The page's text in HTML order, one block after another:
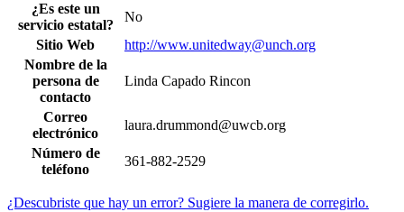
¿Es este un
servicio estatal?
No
Sitio Web
http://www.unitedway@unch.org
Nombre de la
persona de
contacto
Linda Capado Rincon
Correo
electrónico
laura.drummond@uwcb.org
Número de
teléfono
361-882-2529
¿Descubriste que hay un error? Sugiere la manera de corregirlo.